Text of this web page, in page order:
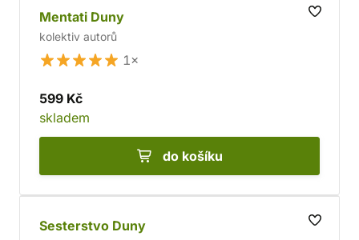
Mentati Duny
kolektiv autorů
1×
599 Kč
skladem
do košíku
Sesterstvo Duny